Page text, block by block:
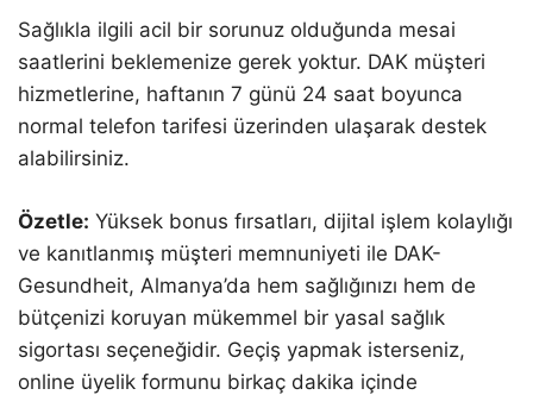
Sağlıkla ilgili acil bir sorunuz olduğunda mesai
saatlerini beklemenize gerek yoktur. DAK müşteri
hizmetlerine, haftanın 7 günü 24 saat boyunca
normal telefon tarifesi üzerinden ulaşarak destek
alabilirsiniz.
Özetle: Yüksek bonus fırsatları, dijital işlem kolaylığı
ve kanıtlanmış müşteri memnuniyeti ile DAK-
Gesundheit, Almanya’da hem sağlığınızı hem de
bütçenizi koruyan mükemmel bir yasal sağlık
sigortası seçeneğidir. Geçiş yapmak isterseniz,
online üyelik formunu birkaç dakika içinde